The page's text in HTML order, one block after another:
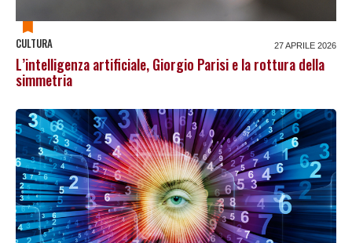
CULTURA 27 APRILE 2026
L’intelligenza artificiale, Giorgio Parisi e la rottura della
simmetria